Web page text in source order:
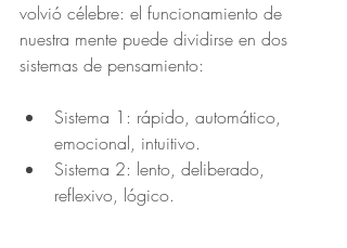
volvió célebre: el funcionamiento de
nuestra mente puede dividirse en dos
sistemas de pensamiento:
Sistema 1: rápido, automático,
emocional, intuitivo.
Sistema 2: lento, deliberado,
reflexivo, lógico.